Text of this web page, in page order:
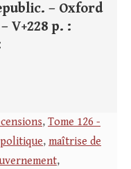
– Oxford
V+228 p. :
, Tome 126 -
, maîtrise de
,